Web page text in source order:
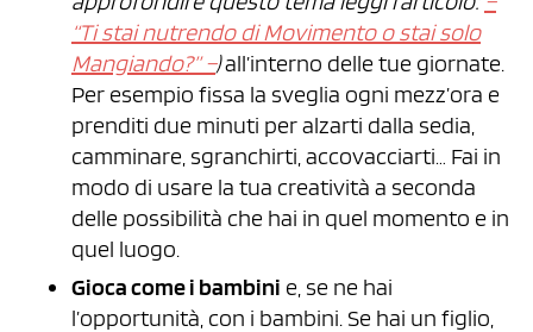
“Ti stai nutrendo di Movimento o stai solo
Mangiando?” –)all’interno delle tue giornate.
Per esempio fissa la sveglia ogni mezz’ora e
prenditi due minuti per alzarti dalla sedia,
camminare, sgranchirti, accovacciarti… Fai in
modo di usare la tua creatività a seconda
delle possibilità che hai in quel momento e in
quel luogo.
Gioca come i bambini e, se ne hai
l’opportunità, con i bambini. Se hai un figlio,